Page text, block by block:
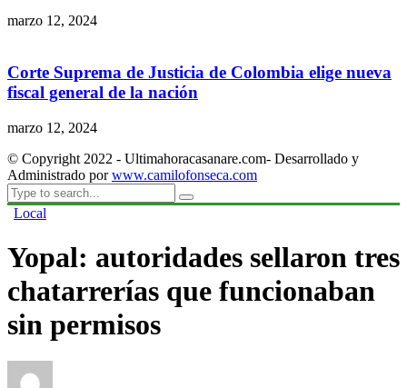
marzo 12, 2024
Corte Suprema de Justicia de Colombia elige nueva
fiscal general de la nación
marzo 12, 2024
© Copyright 2022 - Ultimahoracasanare.com- Desarrollado y
Administrado porwww.camilofonseca.com
Local
Yopal: autoridades sellaron tres
chatarrerías que funcionaban
sin permisos